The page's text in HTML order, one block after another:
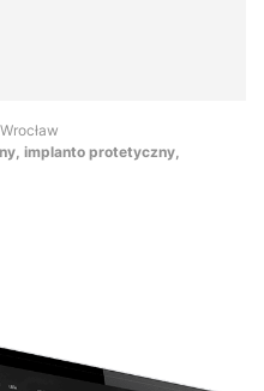
implanto protetyczny,